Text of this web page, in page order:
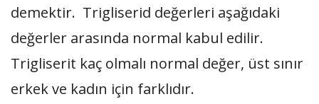
demektir. Trigliserid değerleri aşağıdaki
değerler arasında normal kabul edilir.
Trigliserit kaç olmalı normal değer, üst sınır
erkek ve kadın için farklıdır.